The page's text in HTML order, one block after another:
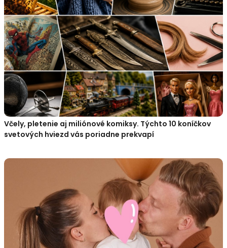
Včely, pletenie aj miliónové komiksy. Týchto 10 koníčkov
svetových hviezd vás poriadne prekvapí